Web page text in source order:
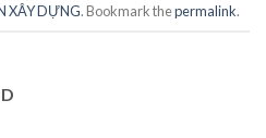
XÂY DỰNG. Bookmark thepermalink.